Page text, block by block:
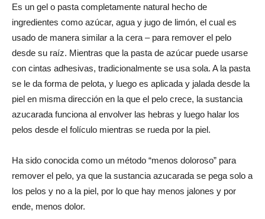
Es un gel o pasta completamente natural hecho de
ingredientes como azúcar, agua y jugo de limón, el cual es
usado de manera similar a la cera – para remover el pelo
desde su raíz. Mientras que la pasta de azúcar puede usarse
con cintas adhesivas, tradicionalmente se usa sola. A la pasta
se le da forma de pelota, y luego es aplicada y jalada desde la
piel en misma dirección en la que el pelo crece, la sustancia
azucarada funciona al envolver las hebras y luego halar los
pelos desde el folículo mientras se rueda por la piel.
Ha sido conocida como un método “menos doloroso” para
remover el pelo, ya que la sustancia azucarada se pega solo a
los pelos y no a la piel, por lo que hay menos jalones y por
ende, menos dolor.